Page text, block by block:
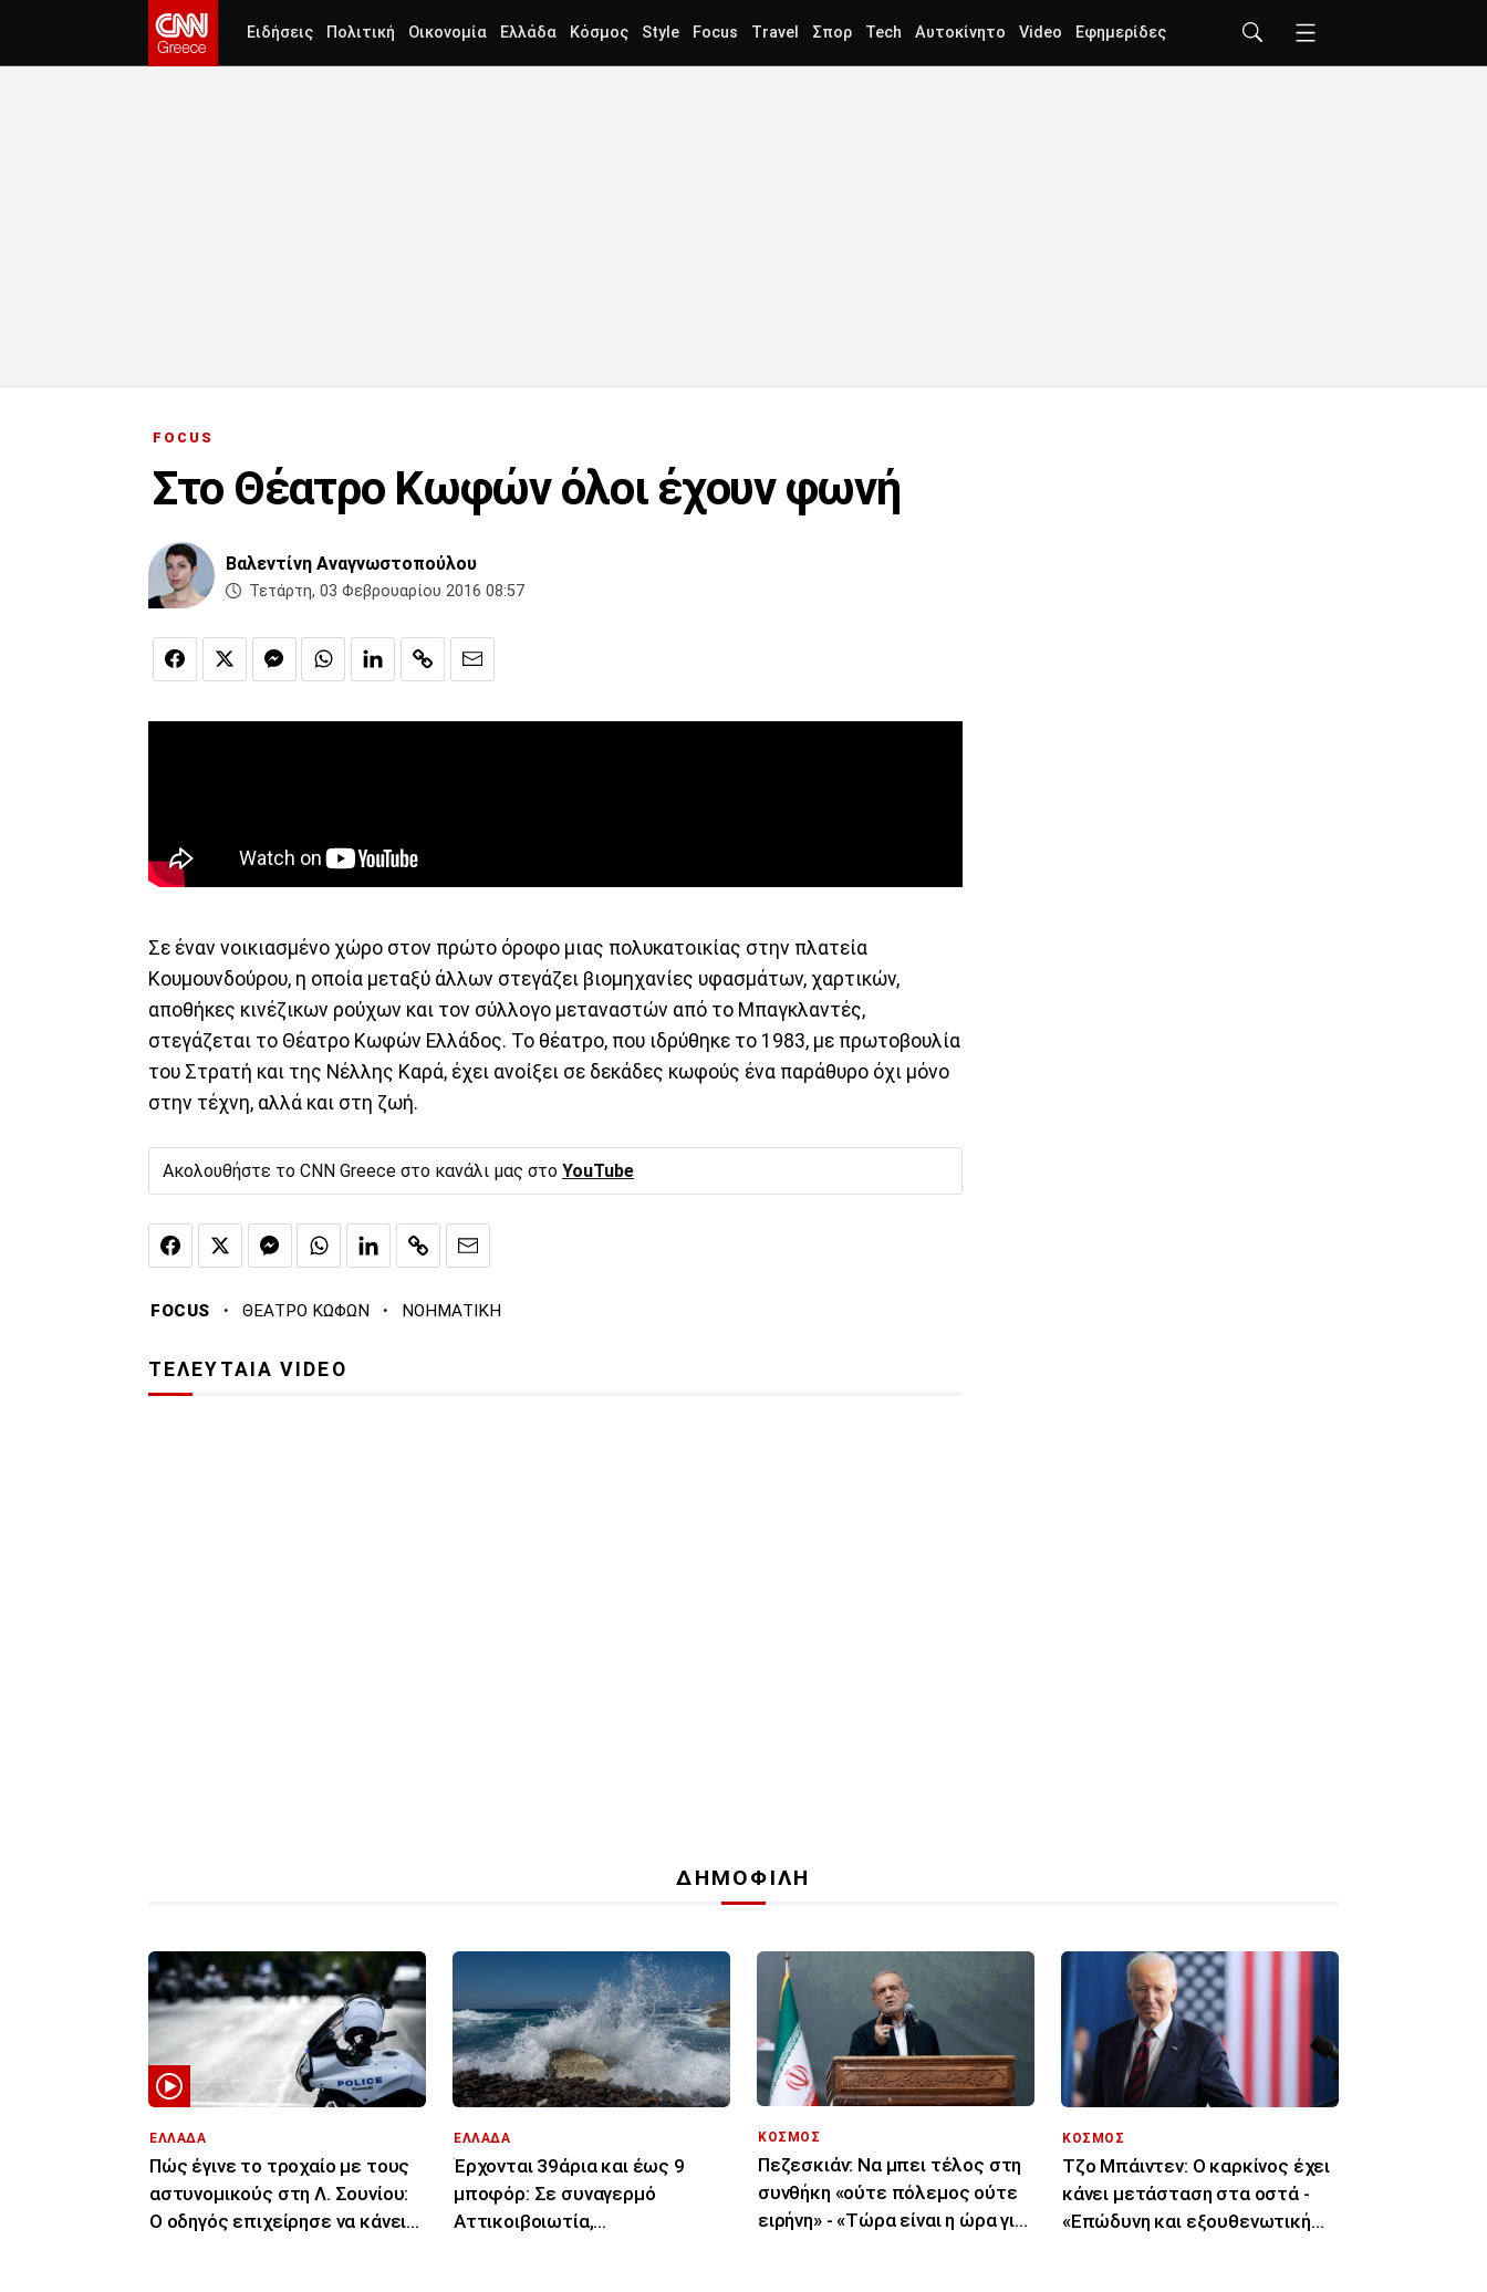
Ειδήσεις Πολιτική Οικονομία Ελλάδα Κόσμος Style Focus Travel Σπορ Tech Αυτοκίνητο Video Εφημερίδες
FOCUS
Στο Θέατρο Κωφών όλοι έχουν φωνή
Βαλεντίνη Αναγνωστοπούλου
Τετάρτη, 03 Φεβρουαρίου 2016 08:57
Σε έναν νοικιασμένο χώρο στον πρώτο όροφο μιας πολυκατοικίας στην πλατεία
Κουμουνδούρου, η οποία μεταξύ άλλων στεγάζει βιομηχανίες υφασμάτων, χαρτικών,
αποθήκες κινέζικων ρούχων και τον σύλλογο μεταναστών από το Μπαγκλαντές,
στεγάζεται το Θέατρο Κωφών Ελλάδος. Το θέατρο, που ιδρύθηκε το 1983, με πρωτοβουλία
του Στρατή και της Νέλλης Καρά, έχει ανοίξει σε δεκάδες κωφούς ένα παράθυρο όχι μόνο
στην τέχνη, αλλά και στη ζωή.
Ακολουθήστε το CNN Greece στο κανάλι μας στο YouTube
FOCUS · ΘΕΑΤΡΟ ΚΩΦΩΝ · ΝΟΗΜΑΤΙΚΗ
ΤΕΛΕΥΤΑΙΑ VIDEO
ΔΗΜΟΦΙΛΗ
ΕΛΛΑΔΑ
Πώς έγινε το τροχαίο με τους
αστυνομικούς στη Λ. Σουνίου:
Ο οδηγός επιχείρησε να κάνει
ΕΛΛΑΔΑ
Έρχονται 39άρια και έως 9
μποφόρ: Σε συναγερμό
Αττικοιβοιωτία,
ΚΟΣΜΟΣ
Πεζεσκιάν: Να μπει τέλος στη
συνθήκη «ούτε πόλεμος ούτε
ειρήνη» - «Τώρα είναι η ώρα για
ΚΟΣΜΟΣ
Τζο Μπάιντεν: Ο καρκίνος έχει
κάνει μετάσταση στα οστά -
«Επώδυνη και εξουθενωτική